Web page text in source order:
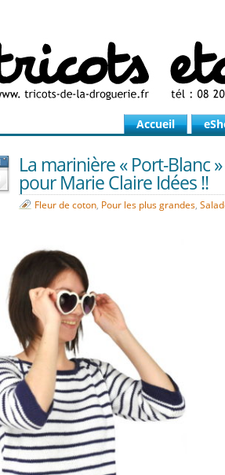
Accueil
La marinière « Port-Blanc
pour Marie Claire Idées !!
Fleur de coton, Pour les plus grandes,